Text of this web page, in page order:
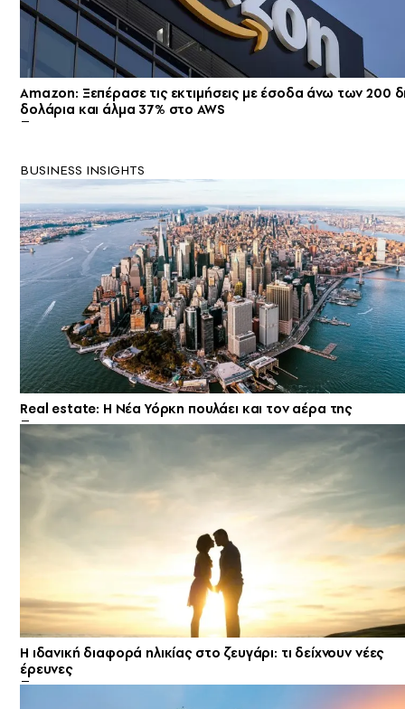
Amazon: Ξεπέρασε τις εκτιμήσεις με έσοδα άνω των 200
δολάρια και άλμα 37% στο AWS
BUSINESS INSIGHTS
Real estate: H Νέα Υόρκη πουλάει και τον αέρα της
Η ιδανική διαφορά ηλικίας στο ζευγάρι: τι δείχνουν νέες
έρευνες